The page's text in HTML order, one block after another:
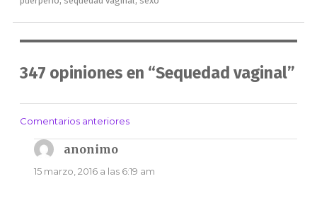
347 opiniones en “Sequedad vaginal”
Navegación
de
comentarios
Comentarios anteriores
anonimodice:
15 marzo, 2016 a las 6:19 am